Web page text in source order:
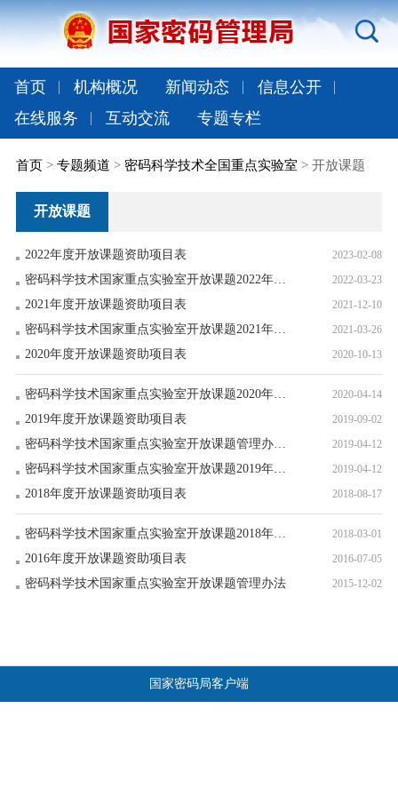
首页 机构概况 新闻动态
信息公开
在线服务
互动交流 专题专栏
首页> 专题频道 > 密码科学技术全国重点实验室 > 开放课题
开放课题
2022年度开放课题资助项目表 2023-02-08
密码科学技术国家重点实验室开放课题2022年度申请指南 2022-03-23
2021年度开放课题资助项目表 2021-12-10
密码科学技术国家重点实验室开放课题2021年度申请指南 2021-03-26
2020年度开放课题资助项目表 2020-10-13
密码科学技术国家重点实验室开放课题2020年度申请指南 2020-04-14
2019年度开放课题资助项目表 2019-09-02
密码科学技术国家重点实验室开放课题管理办法（2019年修订版） 2019-04-12
密码科学技术国家重点实验室开放课题2019年度申请指南 2019-04-12
2018年度开放课题资助项目表 2018-08-17
密码科学技术国家重点实验室开放课题2018年度申请指南 2018-03-01
2016年度开放课题资助项目表 2016-07-05
密码科学技术国家重点实验室开放课题管理办法 2015-12-02
国家密码局客户端